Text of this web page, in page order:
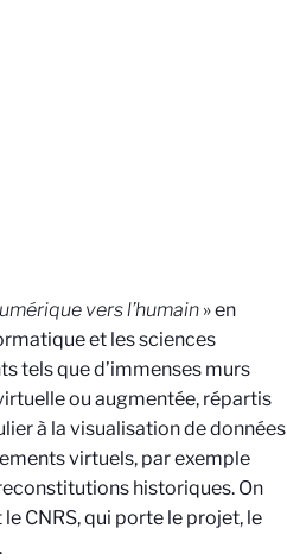
vers l’humain» en
et les sciences
tels que d’immenses murs
ou augmentée, répartis
à la visualisation de données
virtuels, par exemple
historiques. On
CNRS, qui porte le projet, le